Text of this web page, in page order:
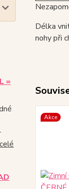
=
Délka
nohy při
Akce